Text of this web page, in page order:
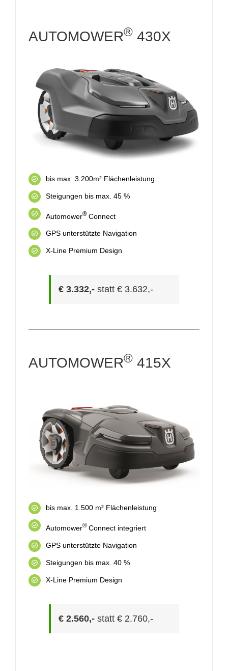
AUTOMOWER® 430X
bis max. 3.200m² Flächenleistung
Steigungen bis max. 45 %
Automower® Connect
GPS unterstützte Navigation
X-Line Premium Design
€ 3.332,- statt € 3.632,-
AUTOMOWER® 415X
bis max. 1.500 m² Flächenleistung
Automower® Connect integriert
GPS unterstützte Navigation
Steigungen bis max. 40 %
X-Line Premium Design
€ 2.560,- statt € 2.760,-